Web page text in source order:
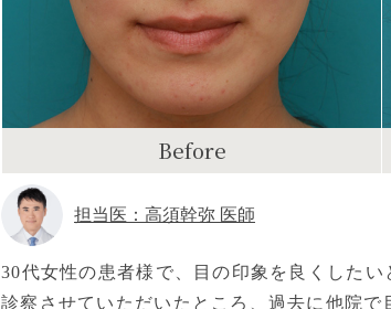
Before
担当医：高須幹弥 医師
30代女性の患者様で、目の印象を良くしたい
診察させていただいたところ、過去に他院で